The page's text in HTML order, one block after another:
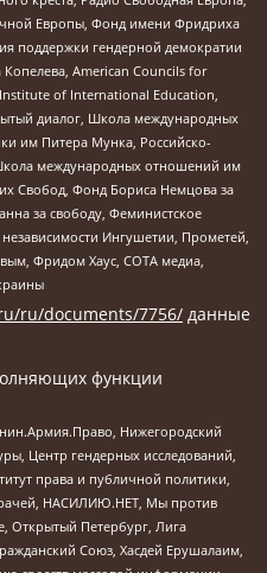
Европы, Фонд имени Фридриха
поддержки гендерной демократии
American Councils for
of International Education,
диалог, Школа международных
им Питера Мунка, Российско-
международных отношений им
Свобод, Фонд Бориса Немцова за
за свободу, Феминистское
Ингушетии, Прометей,
Фридом Хаус, СОТА медиа,
ru/documents/7756/ данные
функции
Нижегородский
Центр гендерных исследований,
права и публичной политики,
НАСИЛИЮ.НЕТ, Мы против
Открытый Петербург, Лига
Союз, Хасдей Ерушалаим,